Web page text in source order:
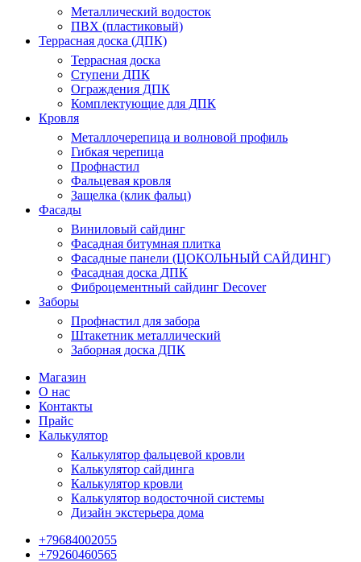
Металлический водосток
ПВХ (пластиковый)
Террасная доска (ДПК)
Террасная доска
Ступени ДПК
Ограждения ДПК
Комплектующие для ДПК
Кровля
Металлочерепица и волновой профиль
Гибкая черепица
Профнастил
Фальцевая кровля
Защелка (клик фальц)
Фасады
Виниловый сайдинг
Фасадная битумная плитка
Фасадные панели (ЦОКОЛЬНЫЙ САЙДИНГ)
Фасадная доска ДПК
Фиброцементный сайдинг Decover
Заборы
Профнастил для забора
Штакетник металлический
Заборная доска ДПК
Магазин
О нас
Контакты
Прайс
Калькулятор
Калькулятор фальцевой кровли
Калькулятор сайдинга
Калькулятор кровли
Калькулятор водосточной системы
Дизайн экстерьера дома
+79684002055
+79260460565